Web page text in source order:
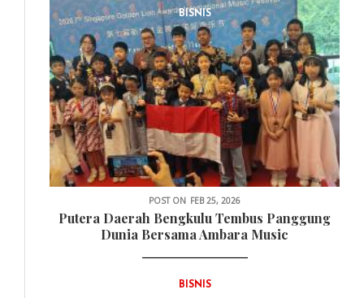
BISNIS
POST ON FEB 25, 2026
Putera Daerah Bengkulu Tembus Panggung
Dunia Bersama Ambara Music
BISNIS